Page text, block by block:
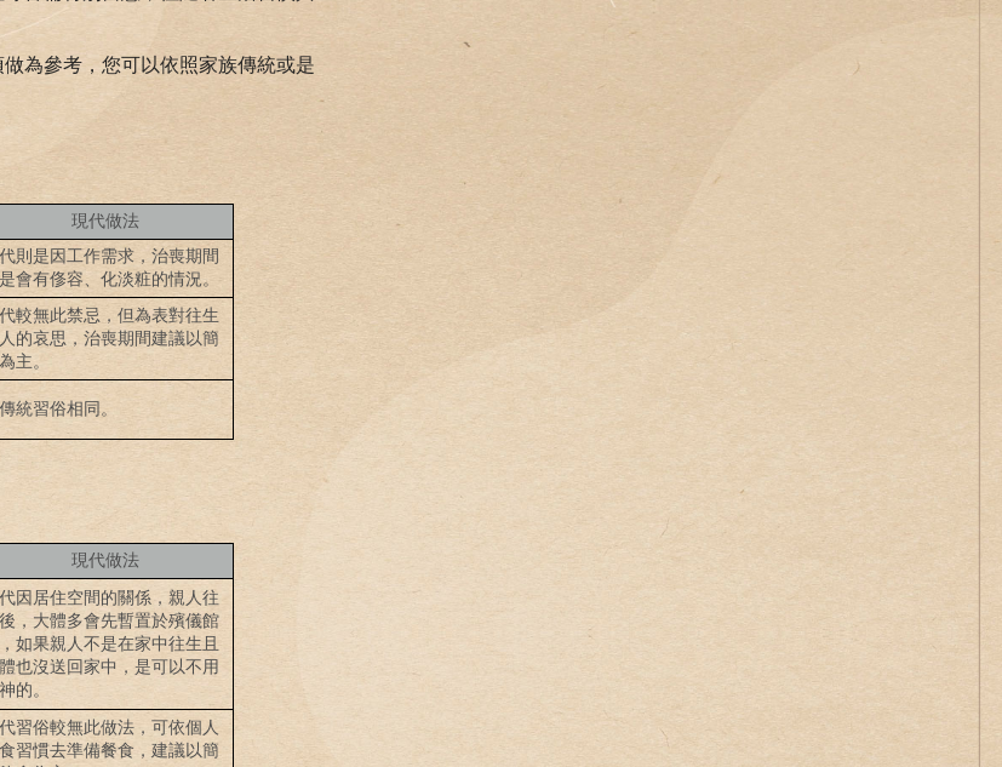
為參考，您可以依照家族傳統或是
現代做法
則是因工作需求，治喪期間
會有俢容、化淡粧的情況。
較無此禁忌，但為表對往生
的哀思，治喪期間建議以簡
主。
統習俗相同。
現代做法
因居住空間的關係，親人往
，大體多會先暫置於殯儀館
如果親人不是在家中往生且
也沒送回家中，是可以不用
的。
習俗較無此做法，可依個人
習慣去準備餐食，建議以簡